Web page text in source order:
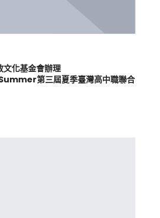
文化基金會辦理
第三屆夏季臺灣高中職聯合